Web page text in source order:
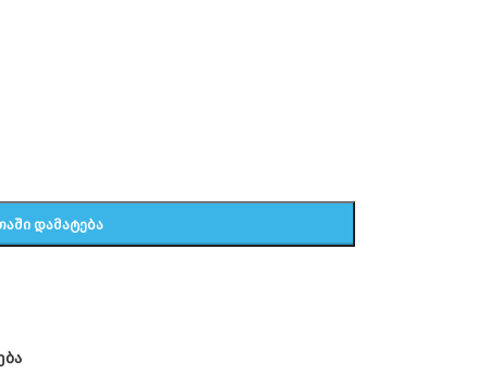
ᲓᲐᲛᲐᲢᲔᲑᲐ